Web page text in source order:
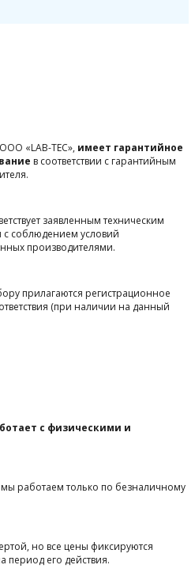
«LAB-TEC», имеет гарантийное
в соответствии с гарантийным
заявленным техническим
с соблюдением условий
производителями.
прилагаются регистрационное
(при наличии на данный
с физическими и
работаем только по безналичному
но все цены фиксируются
период его действия.